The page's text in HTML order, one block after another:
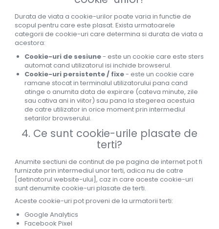
Durata de viata a cookie-urilor poate varia in functie de
scopul pentru care este plasat. Exista urmatoarele
categorii de cookie-uri care determina si durata de viata a
acestora:
Cookie-uri de sesiune- este un cookie care este sters
automat cand utilizatorul isi inchide browserul.
Cookie-uri persistente / fixe- este un cookie care
ramane stocat in terminalul utilizatorului pana cand
atinge o anumita data de expirare (cateva minute, zile
sau cativa ani in viitor) sau pana la stegerea acestuia
de catre utilizator in orice moment prin intermediul
setarilor browserului.
4. Ce sunt cookie-urile plasate de
terti?
Anumite sectiuni de continut de pe pagina de internet pot fi
furnizate prin intermediul unor terti, adica nu de catre
[detinatorul website-ului], caz in care aceste cookie-uri
sunt denumite cookie-uri plasate de terti.
Aceste cookie-uri pot proveni de la urmatorii terti:
Google Analytics
Facebook Pixel